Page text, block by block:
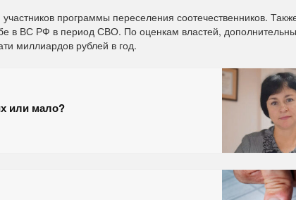
программы переселения соотечественников.
в ВС РФ в период СВО. По оценкам властей,
миллиардов рублей в год.
или мало?